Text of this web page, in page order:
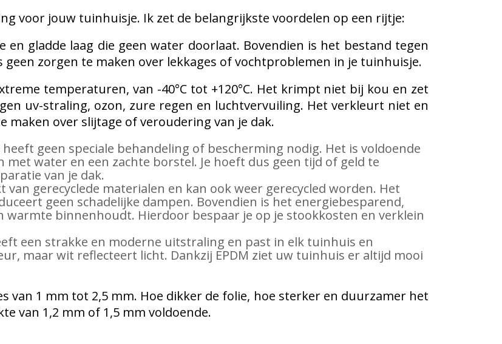
voor jouw tuinhuisje. Ik zet de belangrijkste voordelen op een rijtje:
gladde laag die geen water doorlaat. Bovendien is het bestand tegen
geen zorgen te maken over lekkages of vochtproblemen in je tuinhuisje.
temperaturen, van -40°C tot +120°C. Het krimpt niet bij kou en zet
uv-straling, ozon, zure regen en luchtvervuiling. Het verkleurt niet en
maken over slijtage of veroudering van je dak.
geen speciale behandeling of bescherming nodig. Het is voldoende
water en een zachte borstel. Je hoeft dus geen tijd of geld te
van je dak.
gerecyclede materialen en kan ook weer gerecycled worden. Het
geen schadelijke dampen. Bovendien is het energiebesparend,
binnenhoudt. Hierdoor bespaar je op je stookkosten en verklein
een strakke en moderne uitstraling en past in elk tuinhuis en
maar wit reflecteert licht. Dankzij EPDM ziet uw tuinhuis er altijd mooi
van 1 mm tot 2,5 mm. Hoe dikker de folie, hoe sterker en duurzamer het
van 1,2 mm of 1,5 mm voldoende.